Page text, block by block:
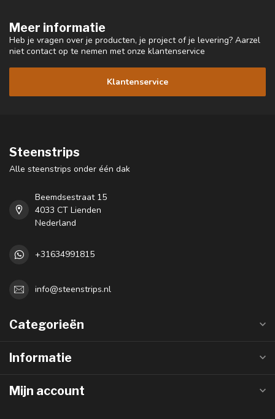
Meer informatie
Heb je vragen over je producten, je project of je levering? Aarzel
niet contact op te nemen met onze klantenservice
Klantenservice
Steenstrips
Alle steenstrips onder één dak
Beemdsestraat 15
4033 CT Lienden
Nederland
+31634991815
info@steenstrips.nl
Categorieën
Informatie
Mijn account